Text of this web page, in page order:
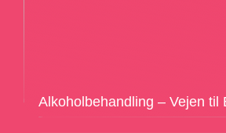
Alkoholbehandling – Vejen til